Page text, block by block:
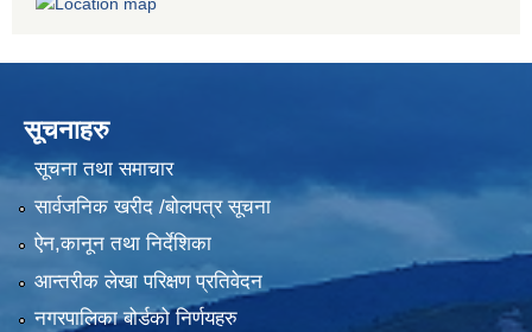
सूचनाहरु
सूचना तथा समाचार
सार्वजनिक खरीद /बोलपत्र सूचना
ऐन,कानून तथा निर्देशिका
आन्तरीक लेखा परिक्षण प्रतिवेदन
नगरपालिका बोर्डको निर्णयहरु